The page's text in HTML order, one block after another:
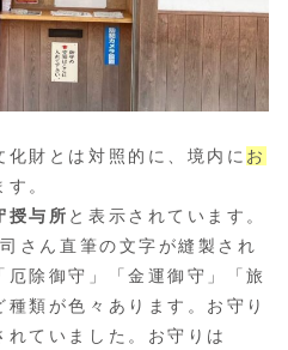
財とは対照的に、境内に お
。
授与所 と表示されています。
さん直筆の文字が縫製され
除御守」「金運御守」「旅
類が色々あります。お守り
ていました。お守りは